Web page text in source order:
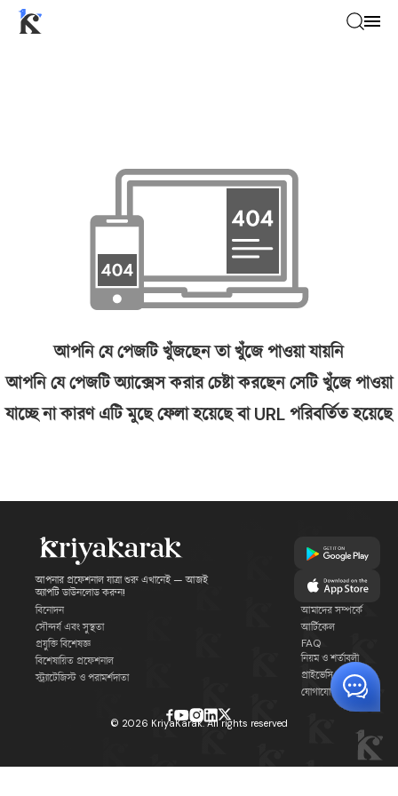
আপনি যে পেজটি খুঁজছেন তা খুঁজে পাওয়া যায়নি
আপনি যে পেজটি অ্যাক্সেস করার চেষ্টা করছেন সেটি খুঁজে পাওয়া
যাচ্ছে না কারণ এটি মুছে ফেলা হয়েছে বা URL পরিবর্তিত হয়েছে
আপনার প্রফেশনাল যাত্রা শুরু এখানেই — আজই
অ্যাপটি ডাউনলোড করুন!
বিনোদন
সৌন্দর্য এবং সুস্থতা
প্রযুক্তি বিশেষজ্ঞ
বিশেষায়িত প্রফেশনাল
স্ট্র্যাটেজিস্ট ও পরামর্শদাতা
আমাদের সম্পর্কে
আর্টিকেল
FAQ
নিয়ম ও শর্তাবলী
প্রাইভেসি পলিসি
যোগাযোগ
© 2026 KriyaKarak. All rights reserved